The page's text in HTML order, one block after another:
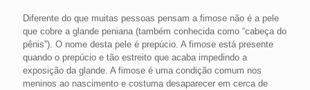
Diferente do que muitas pessoas pensam a fimose não é a pele
que cobre a glande peniana (também conhecida como “cabeça do
pênis”). O nome desta pele é prepúcio. A fimose está presente
quando o prepúcio e tão estreito que acaba impedindo a
exposição da glande. A fimose é uma condição comum nos
meninos ao nascimento e costuma desaparecer em cerca de